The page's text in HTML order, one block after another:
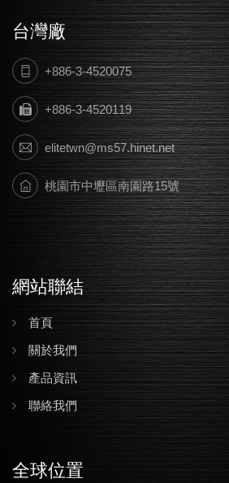
台灣廠
+886-3-4520075
+886-3-4520119
elitetwn@ms57.hinet.net
桃園市中壢區南園路15號
網站聯結
首頁
關於我們
產品資訊
聯絡我們
全球位置